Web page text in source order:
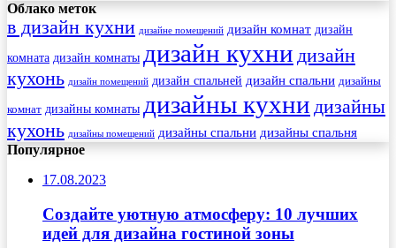
Облако меток
в дизайн кухни дизайне помещений дизайн комнат дизайн
комната дизайн комнаты дизайн кухни дизайн
кухонь дизайн помещений дизайн спальней дизайн спальни дизайны
комнат дизайны комнаты дизайны кухни дизайны
кухонь дизайны помещений дизайны спальни дизайны спальня
Популярное
17.08.2023
Создайте уютную атмосферу: 10 лучших
идей для дизайна гостиной зоны